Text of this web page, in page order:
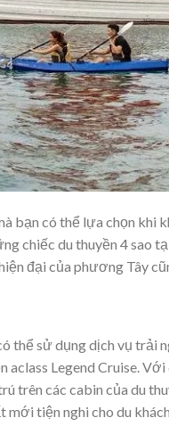
bạn có thể lựa chọn khi
chiếc du thuyền 4 sao
đại của phương Tây
thể sử dụng dịch vụ trải
aclass Legend Cruise.
trên các cabin của du
tiện nghi cho du